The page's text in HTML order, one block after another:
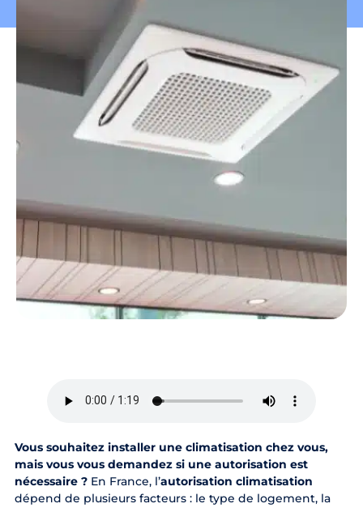
Vous souhaitez installer une climatisation chez vous,
mais vous vous demandez si une autorisation est
nécessaire ?En France, l’autorisation climatisation
dépend de plusieurs facteurs : le type de logement, la